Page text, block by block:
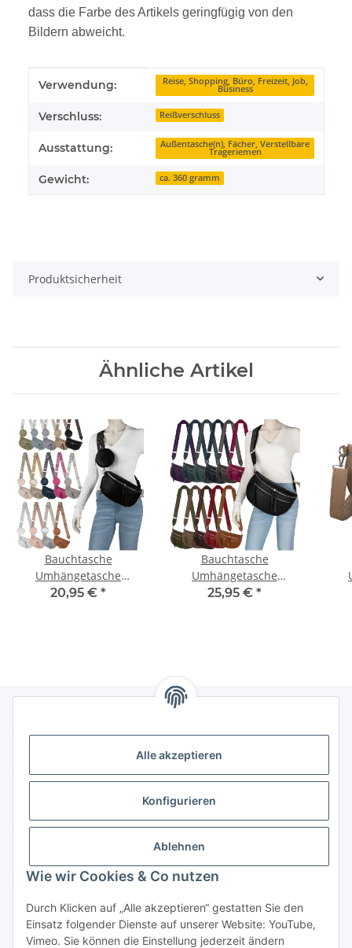
Alle akzeptieren
Konfigurieren
Ablehnen
Wie wir Cookies & Co nutzen
Durch Klicken auf „Alle akzeptieren“ gestatten Sie den
Einsatz folgender Dienste auf unserer Website: YouTube,
Vimeo. Sie können die Einstellung jederzeit ändern
dass die Farbe des Artikels geringfügig von den
Bildern abweicht.
Produkteigenschaft
Wert
Verwendung: Reise, Shopping, Büro, Freizeit, Job,
Business
Verschluss: Reißverschluss
Ausstattung: Außentasche(n), Fächer, Verstellbare
Trageriemen
Gewicht: ca. 360 gramm
Produktsicherheit
Ähnliche Artikel
Bauchtasche
Umhängetasche
Crossbody-Bag
20,95 € *
Bauchtasche
Umhängetasche
Crossbody-Bag
25,95 € *
Gesetzliche Informationen